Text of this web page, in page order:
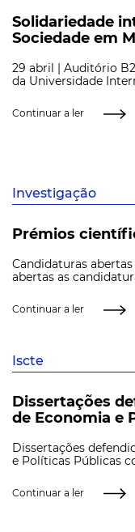
Solidariedade
Sociedade em
29 abril | Auditório
da Universidade
Continuar a ler
Investigação
Prémios
Candidaturas abertas
abertas as
Continuar a ler
Iscte
Dissertações
de Economia e
Dissertações
e Políticas Públicas
Continuar a ler